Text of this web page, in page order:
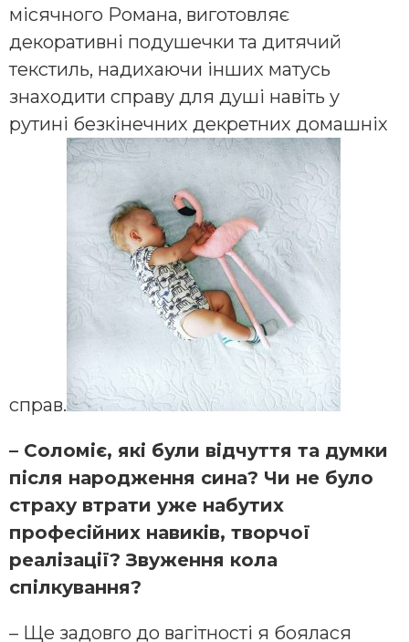
місячного Романа, виготовляє
декоративні подушечки та дитячий
текстиль, надихаючи інших матусь
знаходити справу для душі навіть у
рутині безкінечних декретних домашніх
справ.
– Соломіє, які були відчуття та думки
після народження сина? Чи не було
страху втрати уже набутих
професійних навиків, творчої
реалізації? Звуження кола
спілкування?
– Ще задовго до вагітності я боялася